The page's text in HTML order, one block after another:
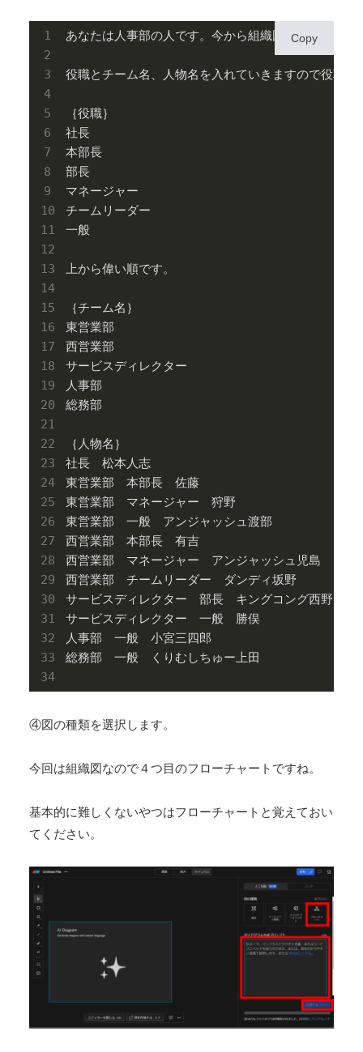
あなたは人事部の人です。今から組織図を作ります。
役職とチーム名、人物名を入れていきますので役職
｛役職｝
社長
本部長
部長
マネージャー
チームリーダー
一般
上から偉い順です。
｛チーム名｝
東営業部
西営業部
サービスディレクター
人事部
総務部
｛人物名｝
社長　松本人志
東営業部　本部長　佐藤
東営業部　マネージャー　狩野
東営業部　一般　アンジャッシュ渡部
西営業部　本部長　有吉
西営業部　マネージャー　アンジャッシュ児島
西営業部　チームリーダー　ダンディ坂野
サービスディレクター　部長　キングコング西野
サービスディレクター　一般　勝俣
人事部　一般　小宮三四郎
総務部　一般　くりむしちゅー上田
Copy
④図の種類を選択します。
今回は組織図なので４つ目のフローチャートですね。
基本的に難しくないやつはフローチャートと覚えておい
てください。